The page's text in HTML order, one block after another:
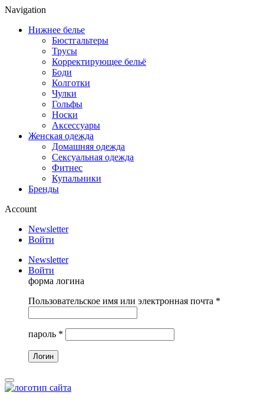
Navigation
Нижнее белье
Бюстгальтеры
Трусы
Корректирующее бельё
Боди
Колготки
Чулки
Гольфы
Носки
Аксессуары
Женская одежда
Домашняя одежда
Сексуальная одежда
Фитнес
Купальники
Бренды
Account
Newsletter
Войти
Newsletter
Войти
форма логина
Пользовательское имя или электронная почта *
пароль *